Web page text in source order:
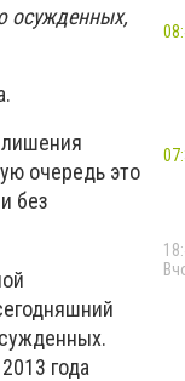
осужденных,
очередь это
без
года